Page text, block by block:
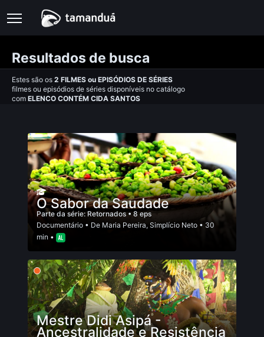
Resultados de busca
Estes são os 2 FILMES ou EPISÓDIOS DE SÉRIES
filmes ou episódios de séries disponíveis no catálogo
com ELENCO CONTÉM CIDA SANTOS
O Sabor da Saudade
Parte da série:Retornados• 8 eps
Documentário • De Maria Pereira, Simplício Neto • 30
min •
Mestre Didi Asipá -
Ancestralidade e Resistência